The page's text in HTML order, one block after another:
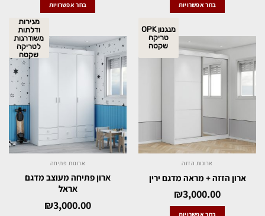
בחר אפשרויות בחר אפשרויות
מנגנון OPK
טריקה
שקטה
ארונות הזזה
ארון הזזה + מראה מדגם ירין
₪3,000.00
בחר אפשרויות
מגירות
ודלתות
משודרגות
לטריקה
שקטה
ארונות פתיחה
ארון פתיחה מעוצב מדגם
אראל
₪3,000.00